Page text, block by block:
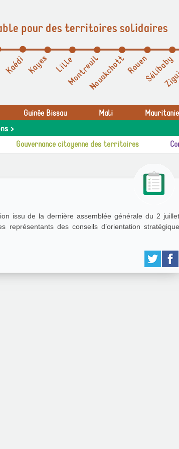
pour des territoires solidaires
Guinée Bissau Mali Mauritanie
>
Gouvernance citoyenne des territoires
issu de la dernière assemblée générale du 2 juillet
représentants des conseils d’orientation stratégique